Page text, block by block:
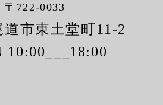
〒722-0033
道市東土堂町11-2
10:00___18:00